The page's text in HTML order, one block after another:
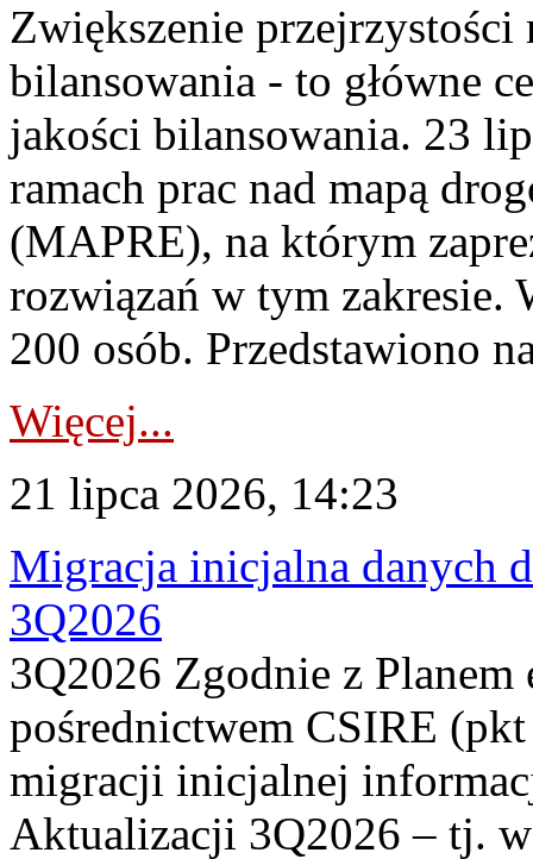
Zwiększenie
bilansowania - to główne
jakości bilansowania. 23
ramach prac nad mapą
(MAPRE), na którym
rozwiązań w tym zakresie.
200 osób. Przedstawiono
Więcej...
21 lipca 2026, 14:23
Migracja inicjalna danych
3Q2026
3Q2026 Zgodnie z
pośrednictwem CSIRE
migracji inicjalnej
Aktualizacji 3Q2026 – tj.